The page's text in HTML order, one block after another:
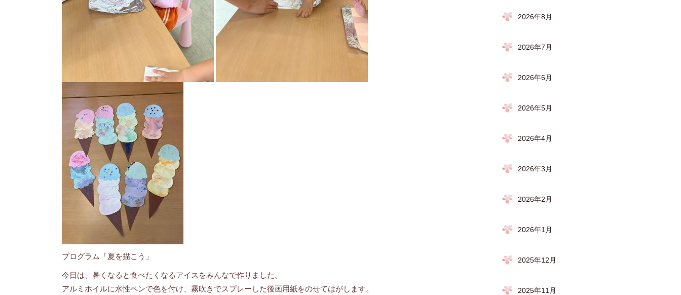
プログラム「夏を描こう」
今日は、暑くなると食べたくなるアイスをみんなで作りました。
アルミホイルに水性ペンで色を付け、霧吹きでスプレーした後画用紙をのせてはがします。
2026年8月
2026年7月
2026年6月
2026年5月
2026年4月
2026年3月
2026年2月
2026年1月
2025年12月
2025年11月